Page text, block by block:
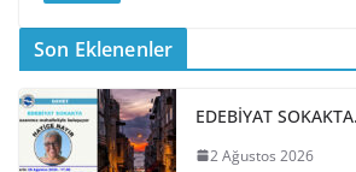
Son Eklenenler
EDEBİYAT
2 Ağustos 2026